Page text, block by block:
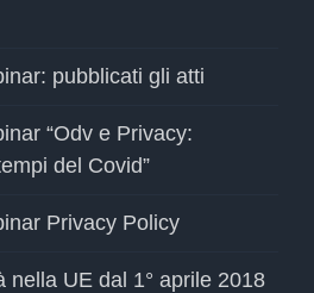
pubblicati gli atti
“Odv e Privacy:
del Covid”
Privacy Policy
nella UE dal 1° aprile 2018